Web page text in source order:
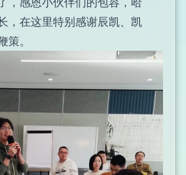
，在这里特别感谢辰凯、凯
。